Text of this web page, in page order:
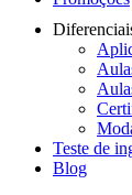
Teste de
Blog